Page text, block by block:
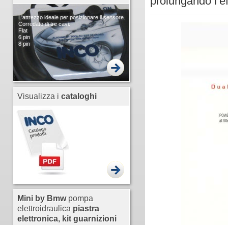
L'attrezzo ideale per posizionare il sensore.
Corredato di tre cavi:
Flat
6 pin
8 pin
Visualizza i cataloghi
Mini by Bmwpompa
elettroidraulica piastra
elettronica, kit guarnizioni